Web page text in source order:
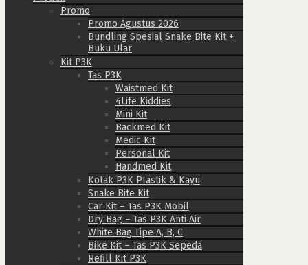
Promo
Promo Agustus 2026
Bundling Spesial Snake Bite Kit +
Buku Ular
Kit P3K
Tas P3K
Waistmed Kit
4Life Kiddies
Mini Kit
Backmed Kit
Medic Kit
Personal Kit
Handmed Kit
Kotak P3K Plastik & Kayu
Snake Bite Kit
Car Kit – Tas P3K Mobil
Dry Bag – Tas P3K Anti Air
White Bag Tipe A, B, C
Bike Kit – Tas P3K Sepeda
Refill Kit P3K